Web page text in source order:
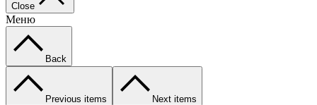
Close
Меню
Back
Previous items Next items